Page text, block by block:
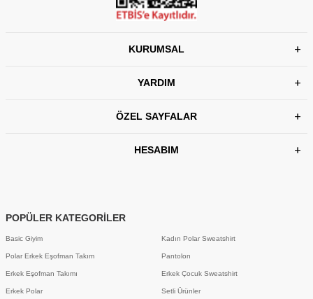
KURUMSAL
YARDIM
ÖZEL SAYFALAR
HESABIM
POPÜLER KATEGORİLER
Basic Giyim
Polar Erkek Eşofman Takım
Erkek Eşofman Takımı
Erkek Polar
Kadın Polar Sweatshirt
Pantolon
Erkek Çocuk Sweatshirt
Setli Ürünler